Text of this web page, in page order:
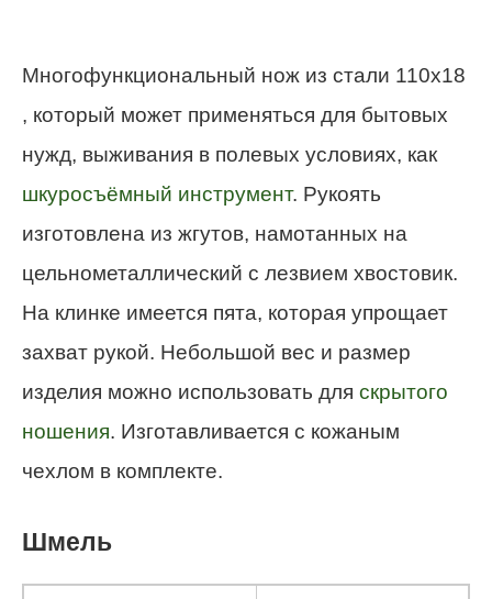
Многофункциональный нож из стали 110х18
, который может применяться для бытовых
нужд, выживания в полевых условиях, как
шкуросъёмный инструмент. Рукоять
изготовлена из жгутов, намотанных на
цельнометаллический с лезвием хвостовик.
На клинке имеется пята, которая упрощает
захват рукой. Небольшой вес и размер
изделия можно использовать для скрытого
ношения. Изготавливается с кожаным
чехлом в комплекте.
Шмель